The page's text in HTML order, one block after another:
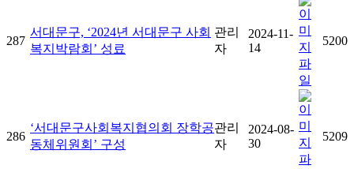
287
서대문구, ‘2024년 서대문구 사회
복지박람회’ 성료
관리
자
2024-11-
14
5200
286
‘서대문구사회복지협의회 장학공
동체위원회’ 구성
관리
자
2024-08-
30
5209